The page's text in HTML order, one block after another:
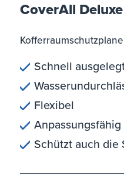
CoverAll Deluxe
Schnell
Flexibel
Anpassungsfähig
Schützt auch die